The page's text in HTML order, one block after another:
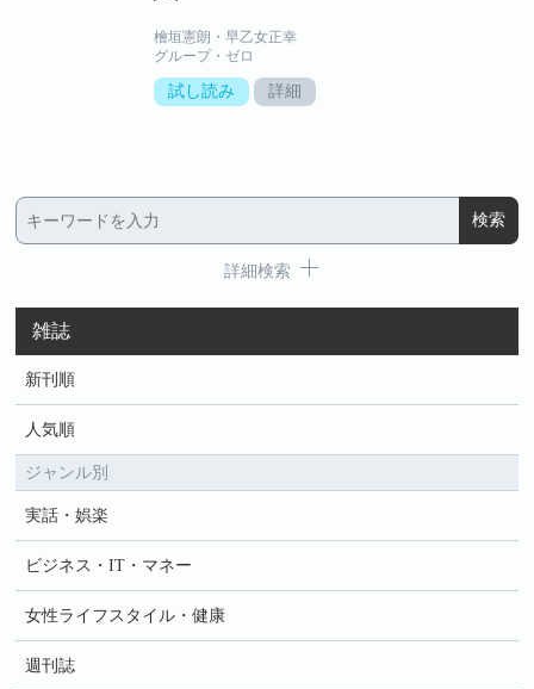
檜垣憲朗・早乙女正幸
グループ・ゼロ
試し読み 詳細
詳細検索
雑誌
新刊順
人気順
ジャンル別
実話・娯楽
ビジネス・IT・マネー
女性ライフスタイル・健康
週刊誌